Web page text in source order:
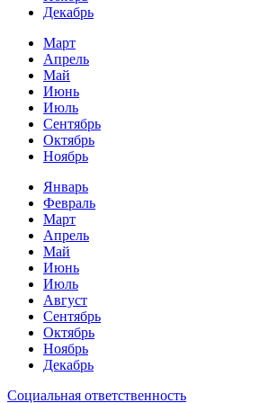
Декабрь
Март
Апрель
Май
Июнь
Июль
Сентябрь
Октябрь
Ноябрь
Январь
Февраль
Март
Апрель
Май
Июнь
Июль
Август
Сентябрь
Октябрь
Ноябрь
Декабрь
Социальная ответственность